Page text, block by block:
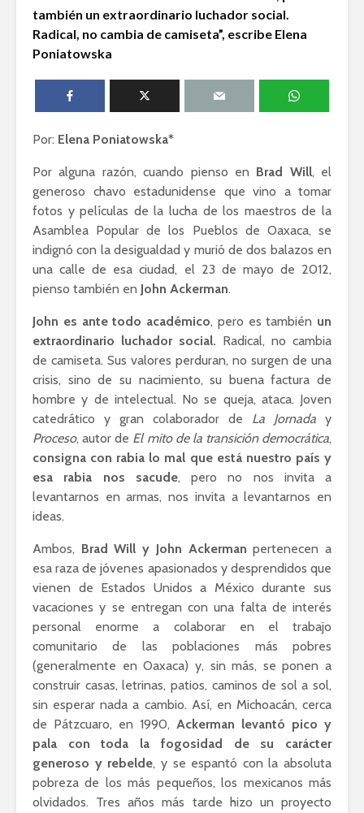
también un extraordinario luchador social.
Radical, no cambia de camiseta”, escribe Elena
Poniatowska
Por: Elena Poniatowska*
Por alguna razón, cuando pienso en Brad Will, el
generoso chavo estadunidense que vino a tomar
fotos y películas de la lucha de los maestros de la
Asamblea Popular de los Pueblos de Oaxaca, se
indignó con la desigualdad y murió de dos balazos en
una calle de esa ciudad, el 23 de mayo de 2012,
pienso también en John Ackerman.
John es ante todo académico, pero es también un
extraordinario luchador social. Radical, no cambia
de camiseta. Sus valores perduran, no surgen de una
crisis, sino de su nacimiento, su buena factura de
hombre y de intelectual. No se queja, ataca. Joven
catedrático y gran colaborador de La Jornada y
Proceso, autor de El mito de la transición democrática,
consigna con rabia lo mal que está nuestro país y
esa rabia nos sacude, pero no nos invita a
levantarnos en armas, nos invita a levantarnos en
ideas.
Ambos, Brad Will y John Ackerman pertenecen a
esa raza de jóvenes apasionados y desprendidos que
vienen de Estados Unidos a México durante sus
vacaciones y se entregan con una falta de interés
personal enorme a colaborar en el trabajo
comunitario de las poblaciones más pobres
(generalmente en Oaxaca) y, sin más, se ponen a
construir casas, letrinas, patios, caminos de sol a sol,
sin esperar nada a cambio. Así, en Michoacán, cerca
de Pátzcuaro, en 1990, Ackerman levantó pico y
pala con toda la fogosidad de su carácter
generoso y rebelde, y se espantó con la absoluta
pobreza de los más pequeños, los mexicanos más
olvidados. Tres años más tarde hizo un proyecto
Lozano con Julio
Astillero
Trump
El